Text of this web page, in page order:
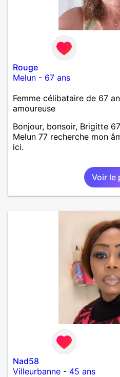
Rouge
Melun - 67 ans
Femme célibataire de 67
amoureuse
Bonjour, bonsoir, Brigitte
Melun 77 recherche mon
ici.
Voir le
Nad58
Villeurbanne - 45 ans